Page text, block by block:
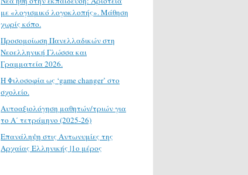
με «λογισμικό λογοκλοπής». Μάθηση
χωρίς κόπο.
Προσομοίωση Πανελλαδικών στη
Νεοελληνική Γλώσσα και
Γραμματεία 2026.
H Φιλοσοφία ως ‘game changer’ στο
σχολείο.
Αυτοαξιολόγηση μαθητών/τριών για
το Α΄ τετράμηνο (2025-26)
Επανάληψη στις Αντωνυμίες της
Αρχαίας Ελληνικής |1ο μέρος